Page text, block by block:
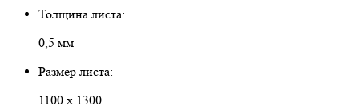
Толщина листа:
0,5 мм
Размер листа:
1100 х 1300